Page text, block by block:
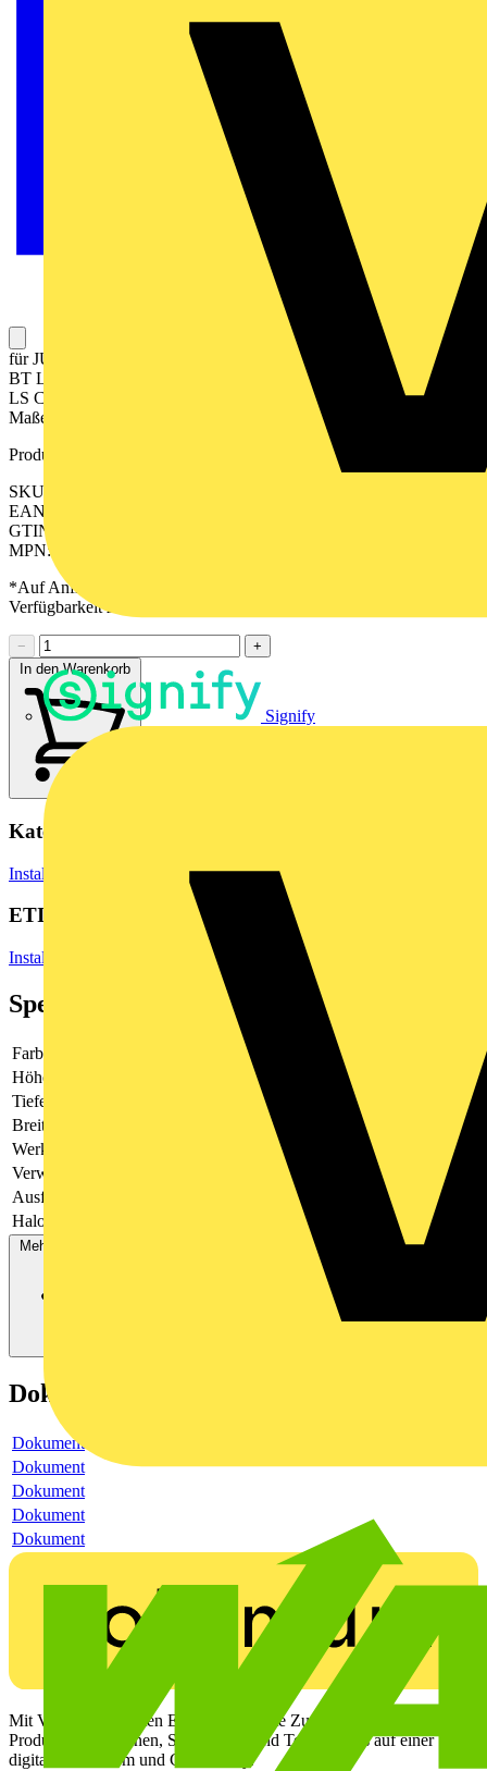
Signify
für JUNG HOME Taster 1fach, batterieversorgt, Art.-Nr.:
BT LS CD 1001 für KNX Taster 1fach Art.-Nrn.:
LS CD 1071 1ST, LS CD 1091 1ST Material: Duroplast lackiert
Maße (B x H): 70 x 70 mm
Produktkennzeichen
SKU: LS101KO5WWM
EAN: 4011377188525
GTIN: 4011377188525
MPN: LS 101 KO5 WWM
*Auf Anfrage verfügbar - bitte in den Warenkorb legen, um
Verfügbarkeit zu prüfen
−
+
In den Warenkorb
Kategorien
Installationsmaterial & ZubehörSteckdosen & Schalter
ETIM Group
Installationsschalterprogramme/Steckvorrichtungen
Spezifikationen
Farbe
Höhe
Tiefe
Breite
Werkstoff
Verwendung
Ausführung
Halogenfrei
Mehr anzeigen
Dokumente
Dokument
Dokument
Dokument
Dokument
Dokument
Mit Voltimum erhalten Elektrofachkräfte Zugang zu Branchennews,
Produktinformationen, Schulungen und Tools – alles auf einer
digitalen Plattform und Community.